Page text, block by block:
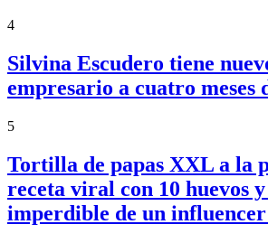
4
Silvina Escudero tiene
empresario a cuatro meses
5
Tortilla de papas XXL a la
receta viral con 10 huevos
imperdible de un